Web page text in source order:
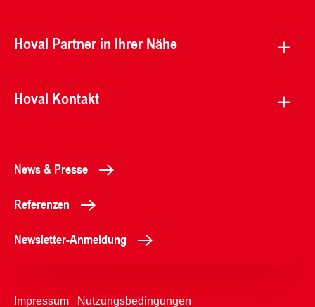
Hoval Partner in Ihrer Nähe
Hoval Kontakt
News & Presse
Referenzen
Newsletter-Anmeldung
Impressum Nutzungsbedingungen